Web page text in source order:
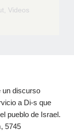
, Videos
un discurso
a Di-s que
pueblo de Israel.
5745